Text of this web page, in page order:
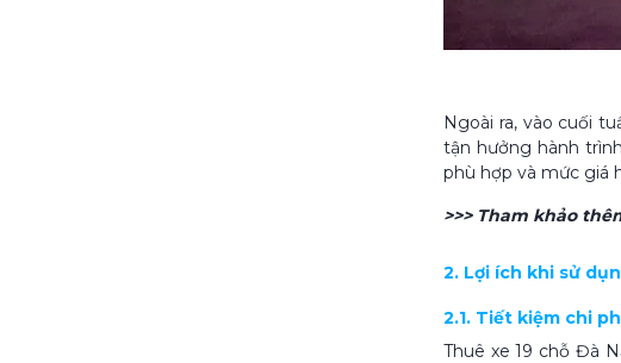
Ngoài ra, vào cuối
tận hưởng hành
phù hợp và mức giá
>>> Tham khảo
2. Lợi ích khi sử
2.1. Tiết kiệm chi
Thuê xe 19 chỗ Đà